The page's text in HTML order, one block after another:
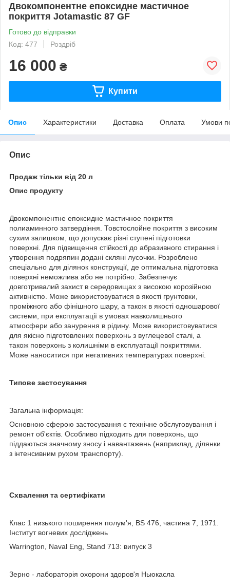
Двокомпонентне епоксидне мастичное
покриття Jotamastic 87 GF
Готово до відправки
Код: 477
Роздріб
16 000 ₴
Купити
Опис Характеристики Доставка Оплата Умови
Опис
Продаж тільки від 20 л
Опис продукту
Двокомпонентне епоксидне мастичное покриття
полиаминного затвердіння. Товстослойне покриття з високим
сухим залишком, що допускає різні ступені підготовки
поверхні. Для підвищення стійкості до абразивного стирання і
утворення подряпин додані скляні лусочки. Розроблено
спеціально для ділянок конструкції, де оптимальна підготовка
поверхні неможлива або не потрібно. Забезпечує
довготривалий захист в середовищах з високою корозійною
активністю. Може використовуватися в якості грунтовки,
проміжного або фінішного шару, а також в якості одношарової
системи, при експлуатації в умовах навколишнього
атмосфери або занурення в рідину. Може використовуватися
для якісно підготовлених поверхонь з вуглецевої сталі, а
також поверхонь з колишніми в експлуатації покриттями.
Може наноситися при негативних температурах поверхні.
Типове застосування
Загальна інформація:
Основною сферою застосування є технічне обслуговування і
ремонт об'єктів. Особливо підходить для поверхонь, що
піддаються значному зносу і навантажень (наприклад, ділянки
з інтенсивним рухом транспорту).
Схвалення та сертифікати
Клас 1 низького поширення полум'я, BS 476, частина 7, 1971.
Інститут вогневих досліджень
Warrington, Naval Eng, Stand 713: випуск 3
Зерно - лабораторія охорони здоров'я Ньюкасла